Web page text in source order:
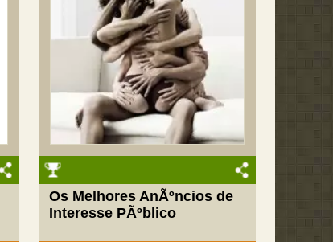
Os Melhores AnÃºncios de
Interesse PÃºblico